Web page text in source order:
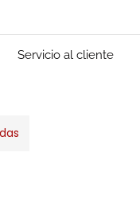
Servicio al cliente